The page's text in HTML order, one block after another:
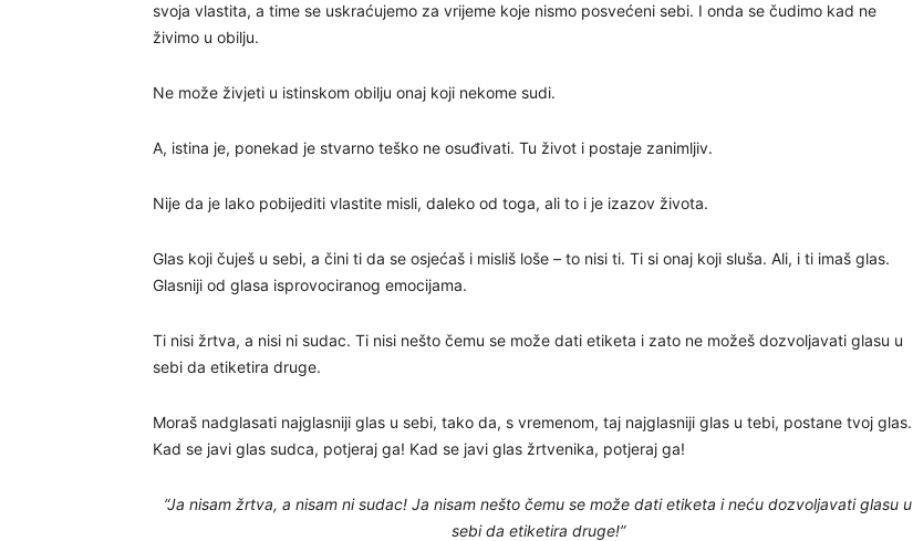
svoja vlastita, a time se uskraćujemo za vrijeme koje nismo posvećeni sebi. I onda se čudimo kad ne
živimo u obilju.
Ne može živjeti u istinskom obilju onaj koji nekome sudi.
A, istina je, ponekad je stvarno teško ne osuđivati. Tu život i postaje zanimljiv.
Nije da je lako pobijediti vlastite misli, daleko od toga, ali to i je izazov života.
Glas koji čuješ u sebi, a čini ti da se osjećaš i misliš loše – to nisi ti. Ti si onaj koji sluša. Ali, i ti imaš glas.
Glasniji od glasa isprovociranog emocijama.
Ti nisi žrtva, a nisi ni sudac. Ti nisi nešto čemu se može dati etiketa i zato ne možeš dozvoljavati glasu u
sebi da etiketira druge.
Moraš nadglasati najglasniji glas u sebi, tako da, s vremenom, taj najglasniji glas u tebi, postane tvoj glas.
Kad se javi glas sudca, potjeraj ga! Kad se javi glas žrtvenika, potjeraj ga!
“Ja nisam žrtva, a nisam ni sudac! Ja nisam nešto čemu se može dati etiketa i neću dozvoljavati glasu u
sebi da etiketira druge!”